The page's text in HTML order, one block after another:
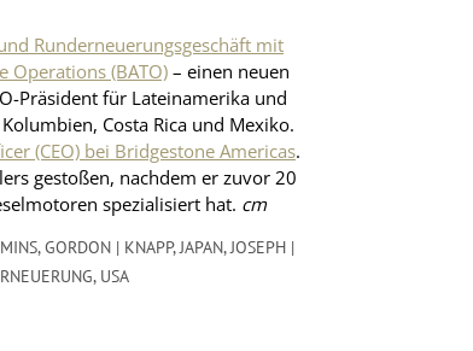
Runderneuerungsgeschäft mit
Operations (BATO) – einen neuen
Präsident für Lateinamerika und
Costa Rica und Mexiko.
(CEO) bei Bridgestone Americas.
gestoßen, nachdem er zuvor 20
spezialisiert hat. cm
,GORDON | KNAPP,JAPAN,JOSEPH |
, USA